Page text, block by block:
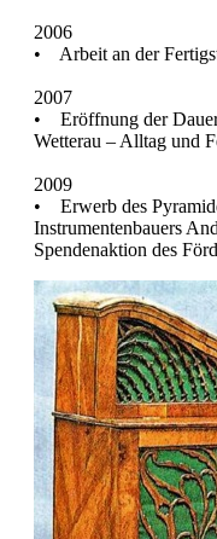
2006
• Arbeit an der
2007
• Eröffnung der
Wetterau – Alltag und
2009
• Erwerb des
Instrumentenbauers
Spendenaktion des